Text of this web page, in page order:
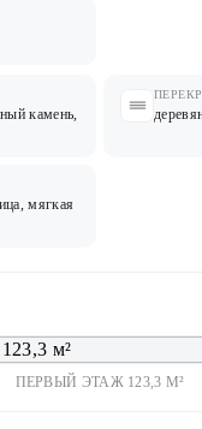
камень,
мягкая
ПЕРВЫЙ ЭТАЖ 123,3 М²